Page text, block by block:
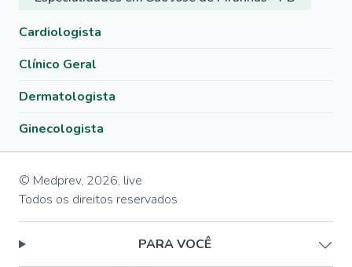
Cardiologista
Clínico Geral
Dermatologista
Ginecologista
© Medprev, 2026, live
Todos os direitos reservados
PARA VOCÊ